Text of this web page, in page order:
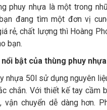
phuy nhựa là một trong
đang tìm một đơn vị
rẻ, chất lượng thì Hoàng
bạn.
bật của thùng phuy
nhựa 50l sử dụng nguyên
chắn. Với thiết kế tay cầm
vận chuyển dễ dàng hơn.